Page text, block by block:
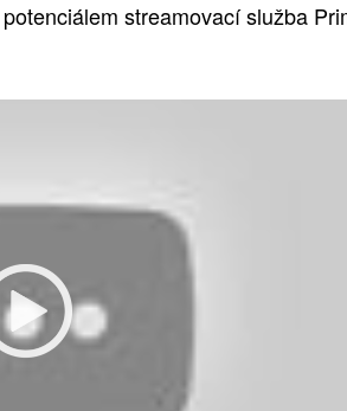
streamovací služba